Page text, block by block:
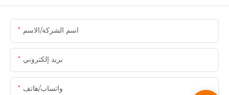
اسم الشركة/الاسم
بريد إلكتروني
واتساب/هاتف